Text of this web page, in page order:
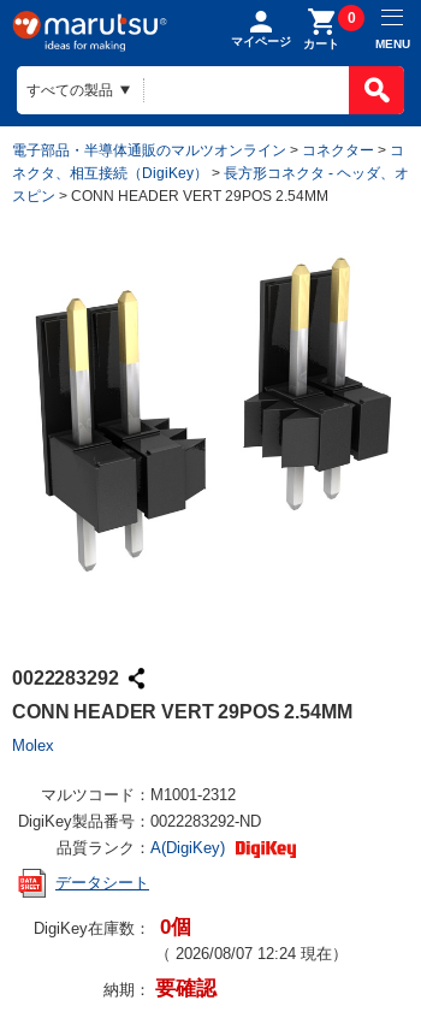
マイページ カート
0
MENU
電子部品・半導体通販のマルツオンライン > コネクター > コ
ネクタ、相互接続（DigiKey）
> 長方形コネクタ - ヘッダ、オ
スピン > CONN HEADER VERT 29POS 2.54MM
0022283292
CONN HEADER VERT 29POS 2.54MM
Molex
マルツコード： M1001-2312
DigiKey製品番号： 0022283292-ND
品質ランク： A(DigiKey)
データシート
DigiKey在庫数： 0個
（ 2026/08/07 12:24 現在）
納期： 要確認